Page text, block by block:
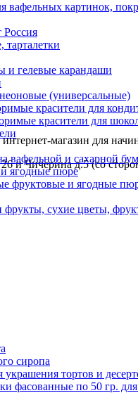
вафельных картинок,
Россия
и гелевые карандаши
(универсальные)
красители для
красители для
вафельной и сахарной
ягодные пюре
фруктовые и ягодные
сухие цветы,
сиропа
тортов и
фасованные по 50 гр.
магазин для
и Чичерина д.5 (со